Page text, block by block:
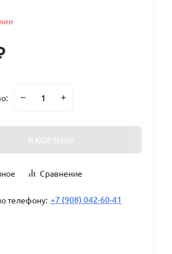
В КОРЗИНУ
Сравнение
телефону: +7 (908) 042-60-41